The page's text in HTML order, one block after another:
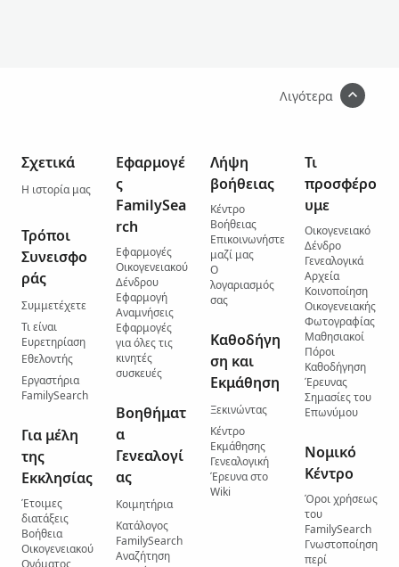
Λιγότερα
Σχετικά
Η ιστορία μας
Τρόποι
Συνεισφο
ράς
Συμμετέχετε
Τι είναι
Ευρετηρίαση
Εθελοντής
Εργαστήρια
FamilySearch
Για μέλη
της
Εκκλησίας
Έτοιμες
διατάξεις
Βοήθεια
Οικογενειακού
Εφαρμογέ
ς
FamilySea
rch
Εφαρμογές
Οικογενειακού
Δένδρου
Εφαρμογή
Αναμνήσεις
Εφαρμογές
για όλες τις
κινητές
συσκευές
Βοηθήματ
α
Γενεαλογί
ας
Κοιμητήρια
Κατάλογος
FamilySearch
Αναζήτηση
Λήψη
βοήθειας
Κέντρο
Βοήθειας
Επικοινωνήστε
μαζί μας
Ο
λογαριασμός
σας
Καθοδήγη
ση και
Εκμάθηση
Ξεκινώντας
Κέντρο
Εκμάθησης
Γενεαλογική
Έρευνα στο
Wiki
Τι
προσφέρο
υμε
Οικογενειακό
Δένδρο
Γενεαλογικά
Αρχεία
Κοινοποίηση
Οικογενειακής
Φωτογραφίας
Μαθησιακοί
Πόροι
Καθοδήγηση
Έρευνας
Σημασίες του
Επωνύμου
Νομικό
Κέντρο
Όροι χρήσεως
του
FamilySearch
Γνωστοποίηση
περί